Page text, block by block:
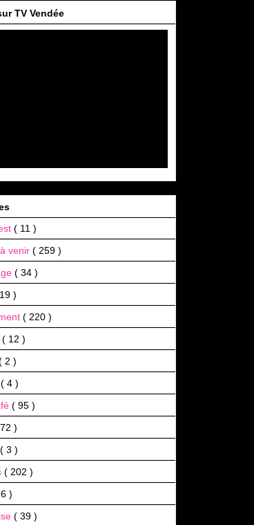
TV Vendée
( 11 )
venir ( 259 )
( 34 )
)
( 220 )
( 12 )
2 )
( 4 )
( 95 )
)
( 3 )
( 202 )
)
( 39 )